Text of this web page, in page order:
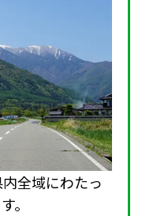
全域にわたっ
。